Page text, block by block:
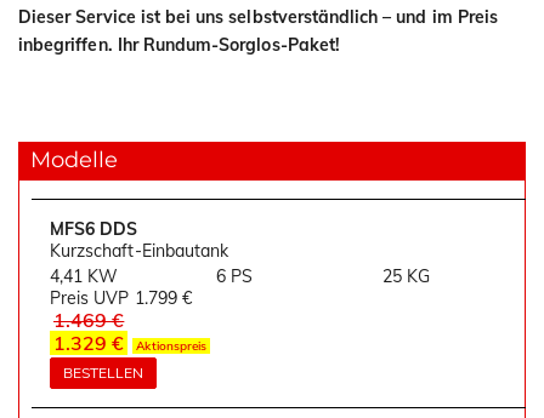
Dieser Service ist bei uns selbstverständlich – und im Preis
inbegriffen. Ihr Rundum-Sorglos-Paket!
Modelle
MFS6 DDS
Kurzschaft-Einbautank
4,41 KW
6 PS
25 KG
Preis UVP 1.799 €
1.469 €
1.329 €
Aktionspreis
BESTELLEN